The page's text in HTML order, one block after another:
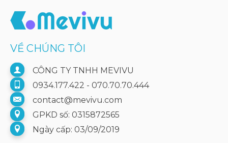
VỀ CHÚNG TÔI
CÔNG TY TNHH MEVIVU
0934.177.422 - 070.70.70.444
contact@mevivu.com
GPKD số: 0315872565
Ngày cấp: 03/09/2019